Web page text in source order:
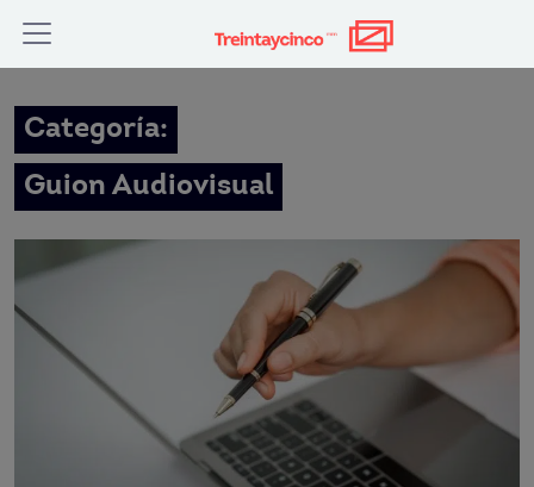
Categoría:
Guion Audiovisual